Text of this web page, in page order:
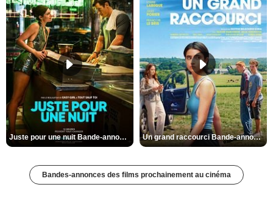
Juste pour une nuit Bande-annonce VO STFR Un grand raccourci Bande-annonce VF
Bandes-annonces des films prochainement au cinéma